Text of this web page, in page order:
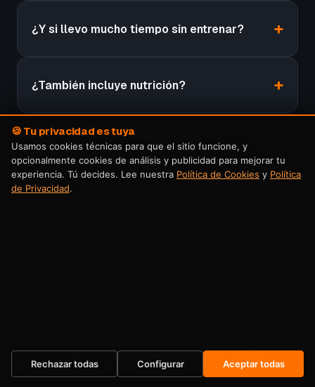
¿Y si llevo mucho tiempo sin entrenar?
¿También incluye nutrición?
¿Voy a tener seguimiento durante el
proceso?
Dejas de posponerlo.
Empiezas ahora.
Quiero mi plaza →
🍪 Tu privacidad es tuya
Usamos cookies técnicas para que el sitio funcione, y
opcionalmente cookies de análisis y publicidad para mejorar tu
experiencia. Tú decides. Lee nuestra Política de Cookies y Política
de Privacidad.
Rechazar todas Configurar Aceptar todas